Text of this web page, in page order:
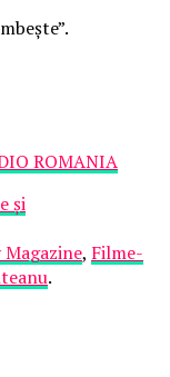
ROMANIA
și
Magazine, Filme-
.